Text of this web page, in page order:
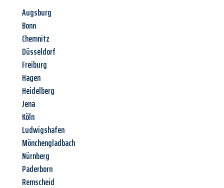
Augsburg
Bonn
Chemnitz
Düsseldorf
Freiburg
Hagen
Heidelberg
Jena
Köln
Ludwigshafen
Mönchengladbach
Nürnberg
Paderborn
Remscheid